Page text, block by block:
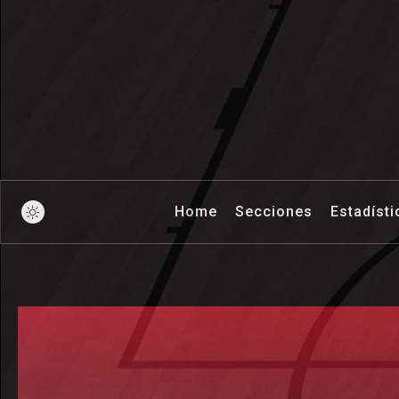
Pick And
Home Secciones